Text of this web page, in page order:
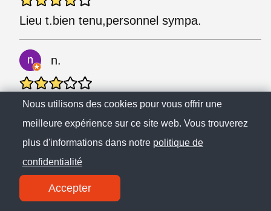
Lieu t.bien tenu,personnel sympa.
n.
Bien pour un dépannage de petite courses
E. T.
Un magasin de quartier où il ne manque rien
Parking gratuit
Nous utilisons des cookies pour vous offrir une
meilleure expérience sur ce site web. Vous trouverez
plus d'informations dans notre politique de
confidentialité
Accepter